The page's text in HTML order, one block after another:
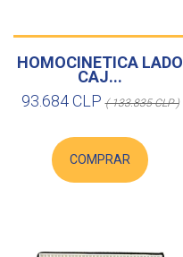
HOMOCINETICA LADO
CAJ...
93.684 CLP( 133.835 CLP )
COMPRAR